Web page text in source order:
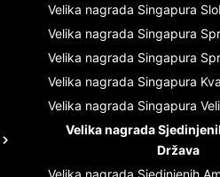
Velika nagrada Singapura
Velika nagrada Singapura
Velika nagrada Singapura
Velika nagrada Singapura
Velika nagrada Singapura
Velika nagrada
Država
Velika nagrada Sjedinjenih